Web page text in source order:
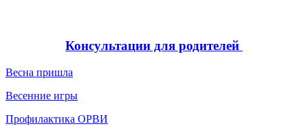
Консультации для родителей
Весна пришла
Весенние игры
Профилактика ОРВИ